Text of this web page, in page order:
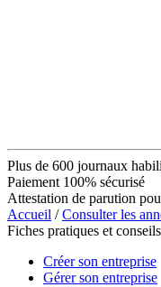
Plus de 600 journaux
Paiement 100% sécurisé
Attestation de parution
Accueil /Consulter les
Fiches pratiques et conseils
Créer son entreprise
Gérer son entreprise